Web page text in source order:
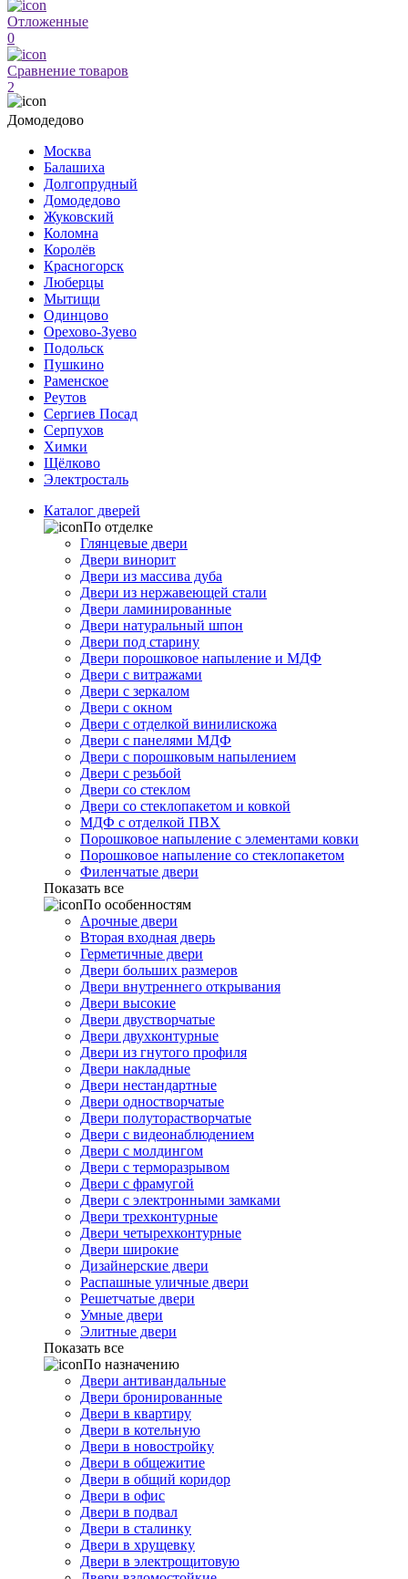
Отложенные
0
Сравнение товаров
2
Домодедово
Москва
Балашиха
Долгопрудный
Домодедово
Жуковский
Коломна
Королёв
Красногорск
Люберцы
Мытищи
Одинцово
Орехово-Зуево
Подольск
Пушкино
Раменское
Реутов
Сергиев Посад
Серпухов
Химки
Щёлково
Электросталь
Каталог дверей
По отделке
Глянцевые двери
Двери винорит
Двери из массива дуба
Двери из нержавеющей стали
Двери ламинированные
Двери натуральный шпон
Двери под старину
Двери порошковое напыление и МДФ
Двери с витражами
Двери с зеркалом
Двери с окном
Двери с отделкой винилискожа
Двери с панелями МДФ
Двери с порошковым напылением
Двери с резьбой
Двери со стеклом
Двери со стеклопакетом и ковкой
МДФ с отделкой ПВХ
Порошковое напыление с элементами ковки
Порошковое напыление со стеклопакетом
Филенчатые двери
Показать все
По особенностям
Арочные двери
Вторая входная дверь
Герметичные двери
Двери больших размеров
Двери внутреннего открывания
Двери высокие
Двери двустворчатые
Двери двухконтурные
Двери из гнутого профиля
Двери накладные
Двери нестандартные
Двери одностворчатые
Двери полуторастворчатые
Двери с видеонаблюдением
Двери с молдингом
Двери с терморазрывом
Двери с фрамугой
Двери с электронными замками
Двери трехконтурные
Двери четырехконтурные
Двери широкие
Дизайнерские двери
Распашные уличные двери
Решетчатые двери
Умные двери
Элитные двери
Показать все
По назначению
Двери антивандальные
Двери бронированные
Двери в квартиру
Двери в котельную
Двери в новостройку
Двери в общежитие
Двери в общий коридор
Двери в офис
Двери в подвал
Двери в сталинку
Двери в хрущевку
Двери в электрощитовую